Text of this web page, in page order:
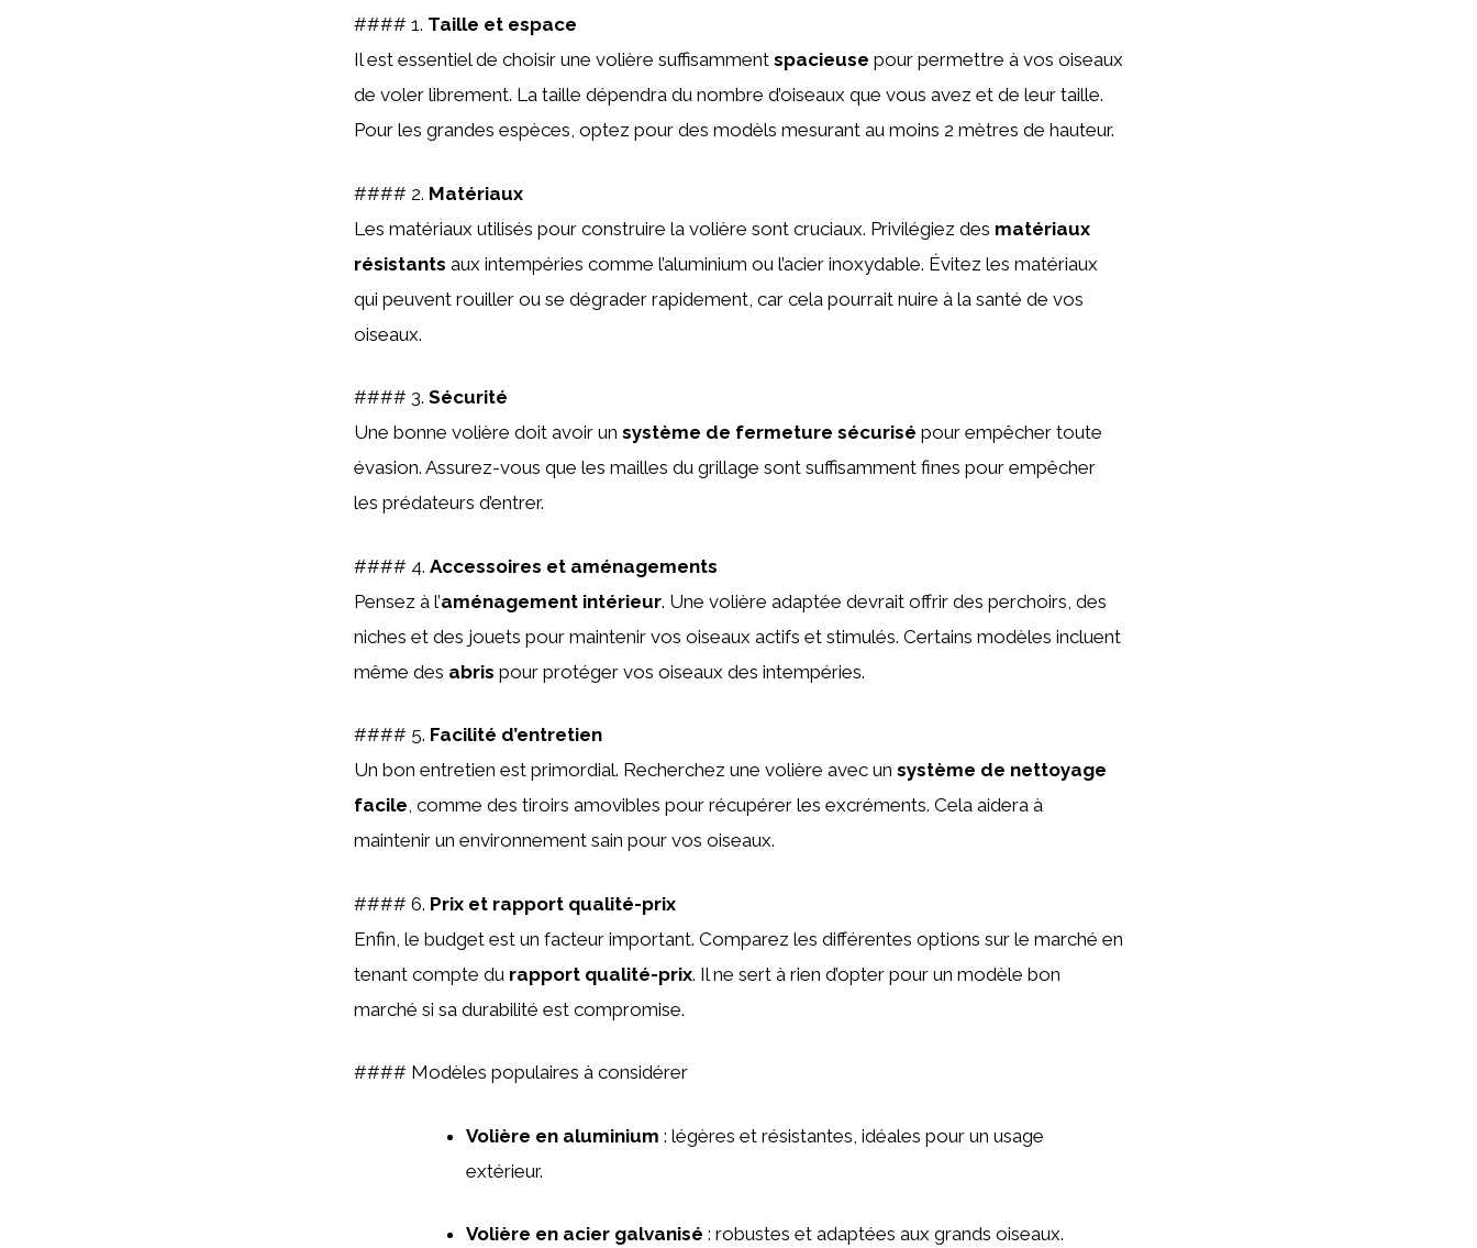
#### 1. Taille et espace
Il est essentiel de choisir une volière suffisamment spacieuse pour permettre à vos oiseaux
de voler librement. La taille dépendra du nombre d’oiseaux que vous avez et de leur taille.
Pour les grandes espèces, optez pour des modèls mesurant au moins 2 mètres de hauteur.
#### 2. Matériaux
Les matériaux utilisés pour construire la volière sont cruciaux. Privilégiez des matériaux
résistants aux intempéries comme l’aluminium ou l’acier inoxydable. Évitez les matériaux
qui peuvent rouiller ou se dégrader rapidement, car cela pourrait nuire à la santé de vos
oiseaux.
#### 3. Sécurité
Une bonne volière doit avoir un système de fermeture sécurisé pour empêcher toute
évasion. Assurez-vous que les mailles du grillage sont suffisamment fines pour empêcher
les prédateurs d’entrer.
#### 4. Accessoires et aménagements
Pensez à l’aménagement intérieur. Une volière adaptée devrait offrir des perchoirs, des
niches et des jouets pour maintenir vos oiseaux actifs et stimulés. Certains modèles incluent
même des abris pour protéger vos oiseaux des intempéries.
#### 5. Facilité d’entretien
Un bon entretien est primordial. Recherchez une volière avec un système de nettoyage
facile, comme des tiroirs amovibles pour récupérer les excréments. Cela aidera à
maintenir un environnement sain pour vos oiseaux.
#### 6. Prix et rapport qualité-prix
Enfin, le budget est un facteur important. Comparez les différentes options sur le marché en
tenant compte du rapport qualité-prix. Il ne sert à rien d’opter pour un modèle bon
marché si sa durabilité est compromise.
#### Modèles populaires à considérer
Volière en aluminium : légères et résistantes, idéales pour un usage
extérieur.
Volière en acier galvanisé : robustes et adaptées aux grands oiseaux.